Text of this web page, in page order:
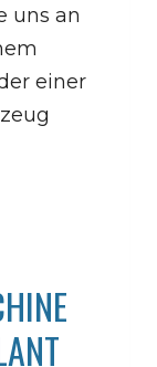
uns an
einer